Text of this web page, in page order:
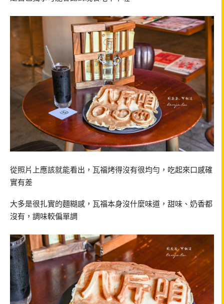
從照片上應該就能看出，瓦福烤得沒有很均勻，吃起來口感確
實有差
大多是很扎實的麵糊感，瓦福本身沒什麼味道，甜味、奶香都
沒有，調味較偏單調